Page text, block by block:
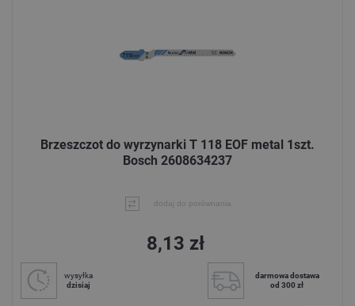
Brzeszczot do wyrzynarki T 118 EOF metal 1szt.
Bosch 2608634237
dodaj do porównania
8,13 zł
wysyłka
dzisiaj
darmowa dostawa
od 300 zł